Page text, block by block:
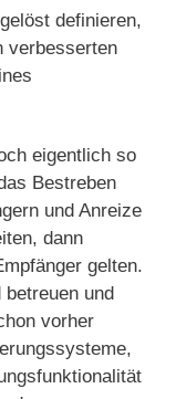
definieren,
verbesserten
eigentlich so
Bestreben
und Anreize
dann
gelten.
und
vorher